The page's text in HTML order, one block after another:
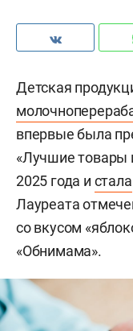
Детская
впервые была
«Лучшие товары
2025 года и стала
Лауреата
со вкусом
«Обнимама».